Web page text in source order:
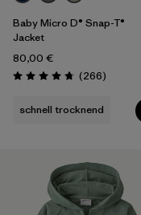
Filter by
Preis
Filter by
Farbe
Filter by
Eigenschaften
Baby Micro D® Snap-T®
Jacket
80,00 €
Bewertung: 4.7 / 5
(266)
schnell trocknend